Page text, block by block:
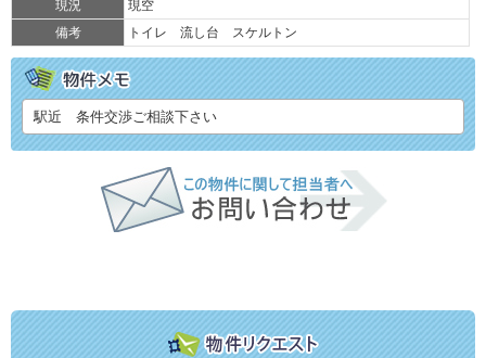
現況
現空
備考
トイレ 流し台 スケルトン
駅近 条件交渉ご相談下さい